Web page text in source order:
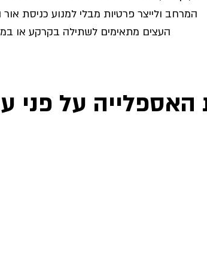
המרחב ולייצר פרטיות מבלי למנוע כניסת אור
העצים מתאימים לשתילה בקרקע או
האספלייה על פני